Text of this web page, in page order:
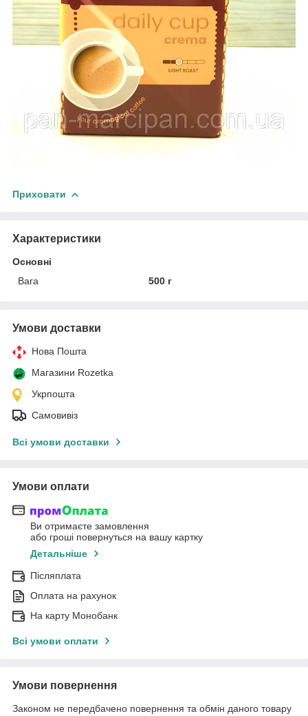
Приховати
Характеристики
Основні
Вага
500 г
Умови доставки
Нова Пошта
Магазини Rozetka
Укрпошта
Самовивіз
Всі умови доставки
Умови оплати
Ви отримаєте замовлення
або гроші повернуться на вашу картку
Детальніше
Післяплата
Оплата на рахунок
На карту Монобанк
Всі умови оплати
Умови повернення
Законом не передбачено повернення та обмін даного товару